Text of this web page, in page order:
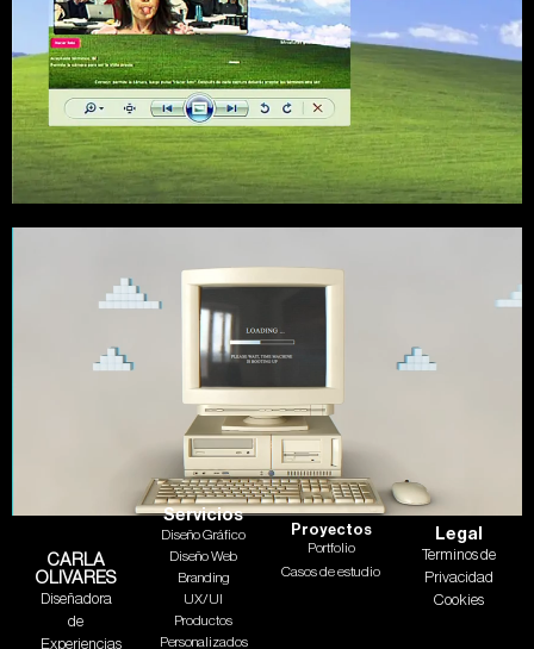
CARLA
OLIVARES
Diseñadora
de
Experiencias
Servicios
Diseño Gráfico
Diseño Web
Branding
UX/UI
Productos
Personalizados
Proyectos
Portfolio
Casos de estudio
Legal
Terminos de
Privacidad
Cookies